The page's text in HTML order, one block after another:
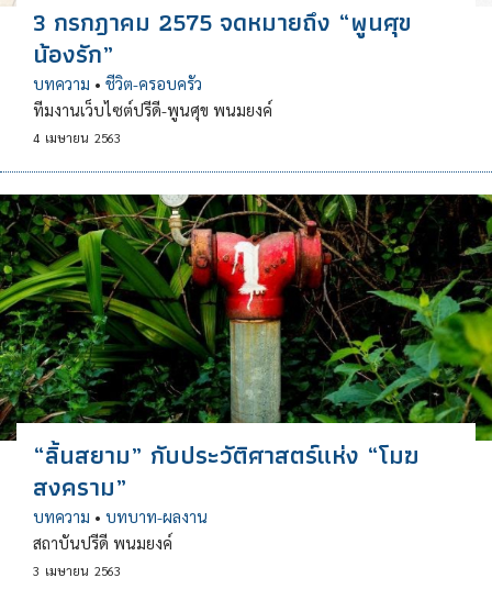
3 กรกฎาคม 2575 จดหมายถึง “พูนศุข
น้องรัก”
บทความ • ชีวิต-ครอบครัว
ทีมงานเว็บไซต์ปรีดี-พูนศุข พนมยงค์
4 เมษายน 2563
“ลิ้นสยาม” กับประวัติศาสตร์แห่ง “โมฆ
สงคราม”
บทความ • บทบาท-ผลงาน
สถาบันปรีดี พนมยงค์
3 เมษายน 2563